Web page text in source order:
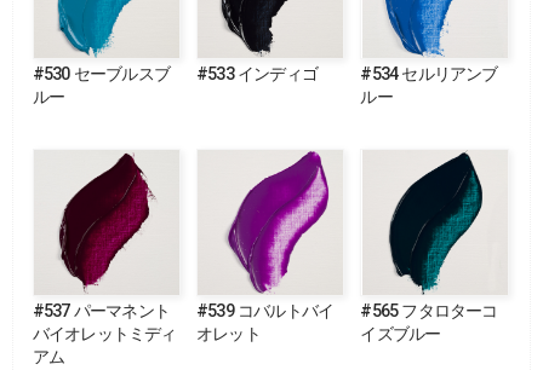
#530 セーブルスブ
ルー
#533 インディゴ
#534 セルリアンブ
ルー
#537 パーマネント
バイオレットミディ
アム
#539 コバルトバイ
オレット
#565 フタロターコ
イズブルー